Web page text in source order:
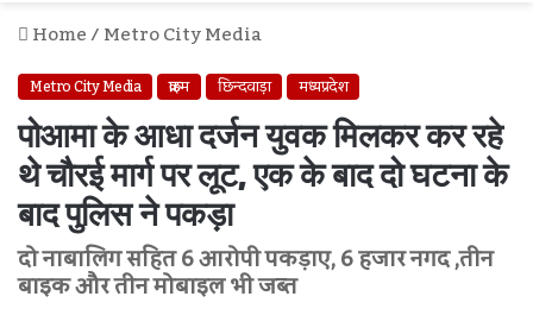
Home/Metro City Media
Metro City Media क्राइम छिन्दवाड़ा मध्यप्रदेश
पोआमा के आधा दर्जन युवक मिलकर कर रहे
थे चौरई मार्ग पर लूट, एक के बाद दो घटना के
बाद पुलिस ने पकड़ा
दो नाबालिग सहित 6 आरोपी पकड़ाए, 6 हजार नगद ,तीन
बाइक और तीन मोबाइल भी जब्त